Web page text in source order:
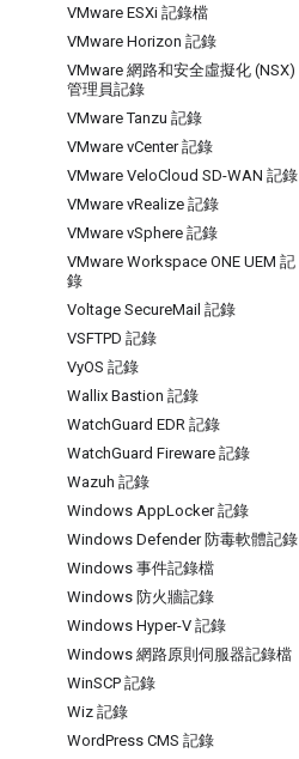
VMware ESXi 記錄檔
VMware Horizon 記錄
VMware 網路和安全虛擬化 (NSX)
管理員記錄
VMware Tanzu 記錄
VMware vCenter 記錄
VMware VeloCloud SD-WAN 記錄
VMware vRealize 記錄
VMware vSphere 記錄
VMware Workspace ONE UEM 記
錄
Voltage SecureMail 記錄
VSFTPD 記錄
VyOS 記錄
Wallix Bastion 記錄
WatchGuard EDR 記錄
WatchGuard Fireware 記錄
Wazuh 記錄
Windows AppLocker 記錄
Windows Defender 防毒軟體記錄
Windows 事件記錄檔
Windows 防火牆記錄
Windows Hyper-V 記錄
Windows 網路原則伺服器記錄檔
WinSCP 記錄
Wiz 記錄
WordPress CMS 記錄